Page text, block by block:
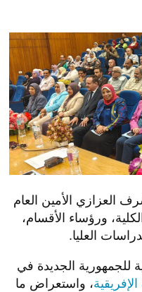
العزازي الأمين العام
ورؤساء الأقسام،
العليا.
للجمهورية الجديدة في
الإفريقية، واستعراض ما